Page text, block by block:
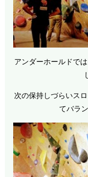
アンダーホールドで
次の保持しづらいス
てバラ